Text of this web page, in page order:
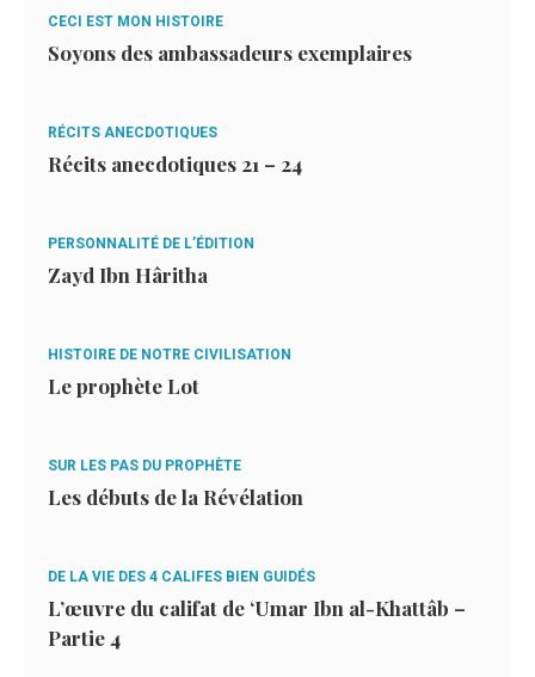
CECI EST MON HISTOIRE
Soyons des ambassadeurs exemplaires
RÉCITS ANECDOTIQUES
Récits anecdotiques 21 – 24
PERSONNALITÉ DE L’ÉDITION
Zayd Ibn Hâritha
HISTOIRE DE NOTRE CIVILISATION
Le prophète Lot
SUR LES PAS DU PROPHÈTE
Les débuts de la Révélation
DE LA VIE DES 4 CALIFES BIEN GUIDÉS
L’œuvre du califat de ‘Umar Ibn al-Khattâb –
Partie 4